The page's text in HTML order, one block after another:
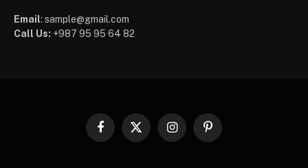
Email: sample@gmail.com
Call Us: +987 95 95 64 82
Facebook
X
InstagramPinterest